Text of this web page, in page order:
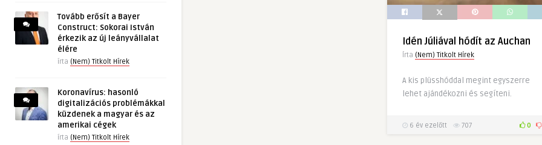
Tovább erősít a Bayer
Construct: Sokorai István
érkezik az új leányvállalat
élére
írta (Nem) Titkolt Hírek
Koronavírus: hasonló
digitalizációs problémákkal
küzdenek a magyar és az
amerikai cégek
írta (Nem) Titkolt Hírek
Idén Júliával hódít az Auchan
Írta (Nem) Titkolt Hírek
A kis plüsshóddal megint egyszerre
lehet ajándékozni és segíteni.
6 év ezelőtt 707 0